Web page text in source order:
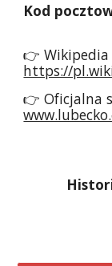
Kod
👉
https://
👉 Oficjalna